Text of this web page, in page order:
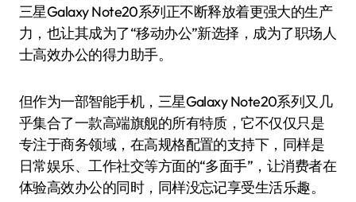
三星Galaxy Note20系列正不断释放着更强大的生产
力，也让其成为了“移动办公”新选择，成为了职场人
士高效办公的得力助手。
但作为一部智能手机，三星Galaxy Note20系列又几
乎集合了一款高端旗舰的所有特质，它不仅仅只是
专注于商务领域，在高规格配置的支持下，同样是
日常娱乐、工作社交等方面的“多面手”，让消费者在
体验高效办公的同时，同样没忘记享受生活乐趣。